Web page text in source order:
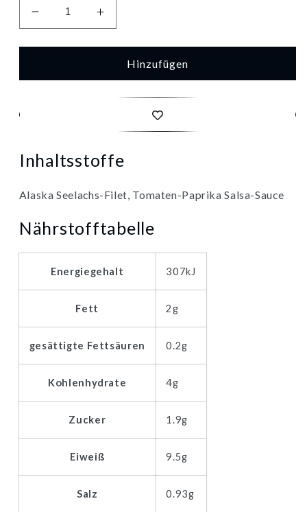
Verringere
die
Menge
MSC
380g
Erhöhe
die
Menge
MSC
Schlemmer-
380g
Hinzufügen
Inhaltsstoffe
Alaska Seelachs-Filet, Tomaten-Paprika Salsa-Sauce
Nährstofftabelle
Energiegehalt 307kJ
Fett 2g
gesättigte Fettsäuren 0.2g
Kohlenhydrate 4g
Zucker 1.9g
Eiweiß 9.5g
Salz 0.93g